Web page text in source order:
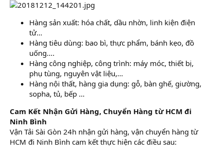
Hàng sản xuất: hóa chất, dầu nhờn, linh kiện điện
tử…
Hàng tiêu dùng: bao bì, thực phẩm, bánh kẹo, đồ
uống….
Hàng công nghiệp, công trình: máy móc, thiết bị,
phụ tùng, nguyên vật liệu,…
Hàng nội thất, hàng gia dụng: gỗ, bàn ghế, giường,
sopha, tủ, bếp …
Cam Kết Nhận Gửi Hàng, Chuyển Hàng từ HCM đi
Ninh Bình
Vận Tải Sài Gòn 24h nhận gửi hàng, vận chuyển hàng từ
HCM đi Ninh Bình cam kết thực hiện các điều sau: